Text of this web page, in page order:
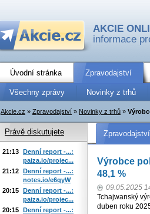
AKCIE
informace
Úvodní stránka Zpravodajství
Všechny zprávy Novinky z trhů
Akcie.cz » Zpravodajství » Novinky z trhů »
Zpravodajství
Výrobce
48,1 %
09.05.2025
Tchajwanský
duben roku
Právě diskutujete
21:13 Denní report -...:
paiza.io/projec...
21:12 Denní report -...:
notes.io/e6qyW
20:15 Denní report -...:
paiza.io/projec...
20:15 Denní report -...: